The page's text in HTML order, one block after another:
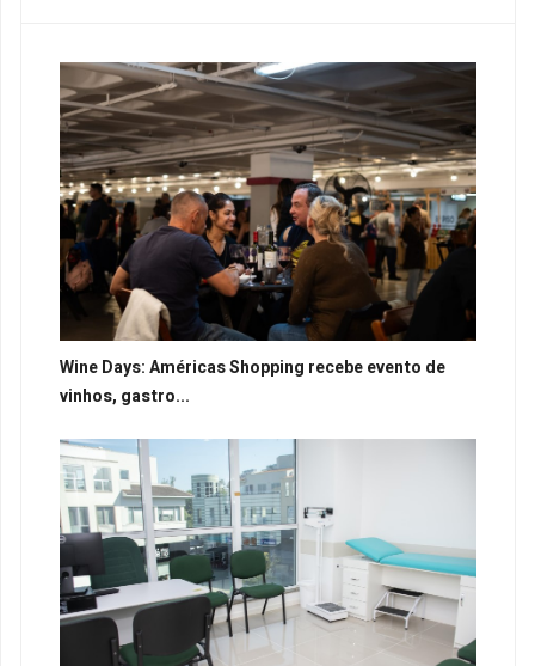
Wine Days: Américas Shopping recebe evento de
vinhos, gastro...